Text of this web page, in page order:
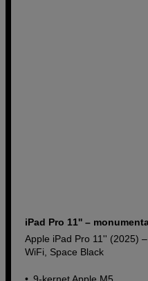
iPad Pro 11'' –
Apple iPad Pro 11'' (2025)
WiFi, Space Black
9-kernet Apple M5